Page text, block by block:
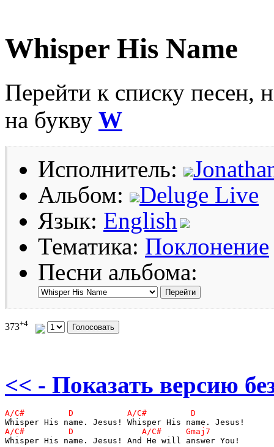
Whisper His Name
Перейти к списку песен,
на букву W
Исполнитель:
Альбом:
Deluge Live
Язык: English
Тематика: Поклонение
Песни альбома:
373+4
<< - Показать версию
Whisper His name. Jesus! And He will answer You!